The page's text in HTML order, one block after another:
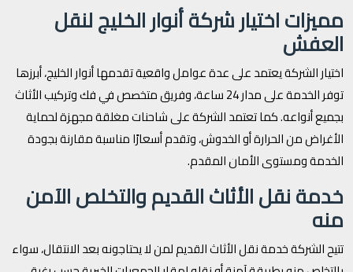
مميزات اختيار شركة أنوار الخليج لنقل
العفش
اختيار الشركة يعتمد على عدة عوامل واقعية تقدمها أنوار الخليج، أبرزها
توفر الخدمة على مدار 24 ساعة، وفريق متخصص في فك وتركيب الأثاث
بجميع أنواعه. كما تعتمد الشركة على شاحنات مغلقة مجهزة لحماية
الأغراض من الحرارة أو الخدوش، وتقدم أسعارًا مناسبة مقارنة بجودة
الخدمة ومستوى الأمان المقدم.
خدمة نقل الأثاث القديم والتخلص الآمن
منه
تتيح الشركة خدمة نقل الأثاث القديم لمن لا يحتاجونه بعد الانتقال، سواء